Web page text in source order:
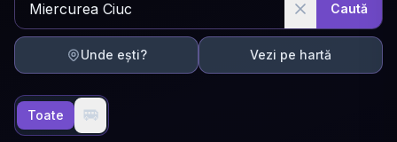
Caută
Unde ești? Vezi pe hartă
Toate 🚐